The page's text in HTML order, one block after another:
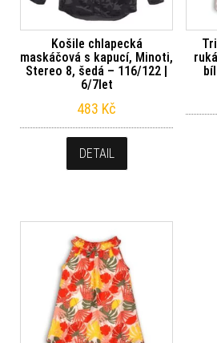
Košile chlapecká
maskáčová s kapucí, Minoti,
Stereo 8, šedá – 116/122 |
6/7let
483 Kč
DETAIL